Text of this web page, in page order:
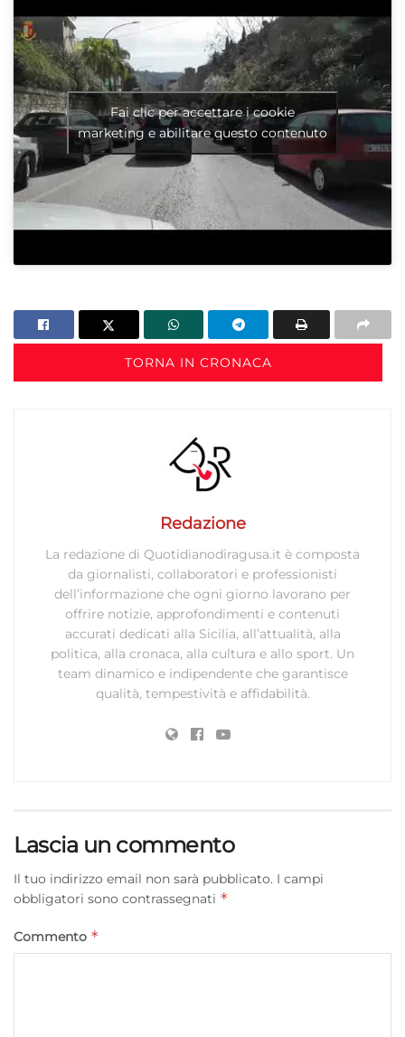
Fai clic per accettare i cookie
marketing e abilitare questo contenuto
TORNA IN CRONACA
Redazione
La redazione di Quotidianodiragusa.it è composta
da giornalisti, collaboratori e professionisti
dell’informazione che ogni giorno lavorano per
offrire notizie, approfondimenti e contenuti
accurati dedicati alla Sicilia, all’attualità, alla
politica, alla cronaca, alla cultura e allo sport. Un
team dinamico e indipendente che garantisce
qualità, tempestività e affidabilità.
Lascia un commento
Il tuo indirizzo email non sarà pubblicato. I campi
obbligatori sono contrassegnati *
Commento *